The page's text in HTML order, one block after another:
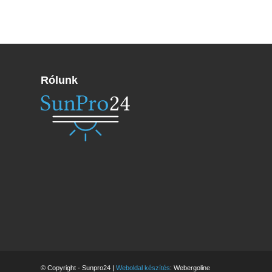
Rólunk
© Copyright - Sunpro24 | Weboldal készítés: Webergoline